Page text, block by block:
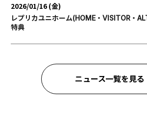
2026/01/16 (金)
レプリカユニホーム(HOME・VISITOR・
特典
ニュース一覧を見る